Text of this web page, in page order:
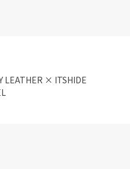
LEATHER × ITSHIDE